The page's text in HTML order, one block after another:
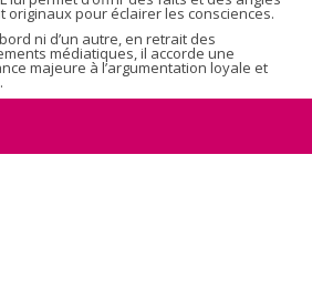
originaux pour éclairer les consciences.
ni d’un autre, en retrait des
médiatiques, il accorde une
majeure à l’argumentation loyale et